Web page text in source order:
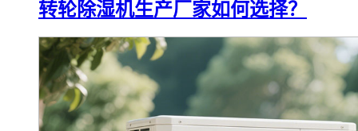
转轮除湿机生产厂家如何选择？